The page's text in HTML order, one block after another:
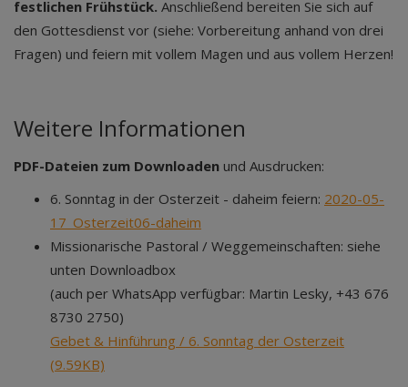
festlichen Frühstück. Anschließend bereiten Sie sich auf
den Gottesdienst vor (siehe: Vorbereitung anhand von drei
Fragen) und feiern mit vollem Magen und aus vollem Herzen!
Weitere Informationen
PDF-Dateien zum Downloaden und Ausdrucken:
6. Sonntag in der Osterzeit - daheim feiern: 2020-05-
17_Osterzeit06-daheim
Missionarische Pastoral / Weggemeinschaften: siehe
unten Downloadbox
(auch per WhatsApp verfügbar: Martin Lesky, +43 676
8730 2750)
Gebet & Hinführung / 6. Sonntag der Osterzeit
(9.59KB)